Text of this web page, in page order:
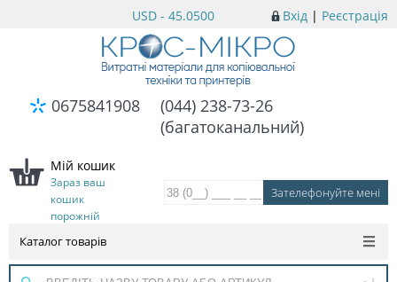
Вхід | Реєстрація
USD - 45.0500
0675841908
(044) 238-73-26
(багатоканальний)
Мій кошик
Зараз ваш
кошик
порожній
Каталог товарів